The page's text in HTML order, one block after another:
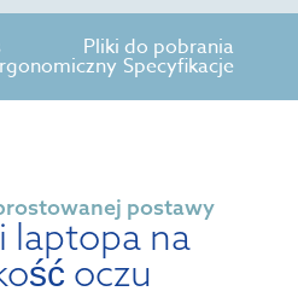
Pliki do pobrania
Specyfikacje
postawy
laptopa na
oczu